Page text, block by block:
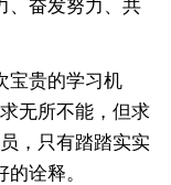
、奋发努力、共
贵的学习机
无所不能，但求
，只有踏踏实实
诠释。